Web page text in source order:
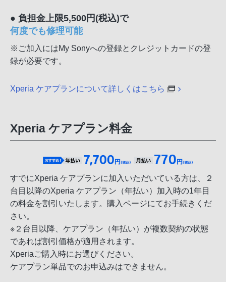
● 負担金上限5,500円(税込)で
何度でも修理可能
※ご加入にはMy Sonyへの登録とクレジットカードの登
録が必要です。
Xperia ケアプランについて詳しくはこちら
Xperia ケアプラン料金
Xperiaご購入時にお選びください。
ケアプラン単品でのお申込みはできません。
すでにXperia ケアプランに加入いただいている方は、２
台目以降のXperia ケアプラン（年払い）加入時の1年目
の料金を割引いたします。購入ページにてお手続きくだ
さい。
※２台目以降、ケアプラン（年払い）が複数契約の状態
であれば割引価格が適用されます。